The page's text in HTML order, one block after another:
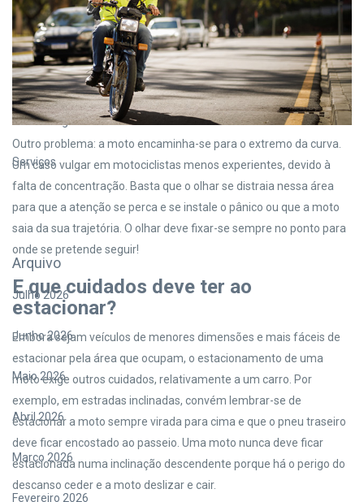
Outro problema: a moto encaminha-se para o extremo da curva.
Um caso vulgar em motociclistas menos experientes, devido à
falta de concentração. Basta que o olhar se distraia nessa área
para que a atenção se perca e se instale o pânico ou que a moto
saia da sua trajetória. O olhar deve fixar-se sempre no ponto para
onde se pretende seguir!
E que cuidados deve ter ao
estacionar?
Embora sejam veículos de menores dimensões e mais fáceis de
estacionar pela área que ocupam, o estacionamento de uma
moto exige outros cuidados, relativamente a um carro. Por
exemplo, em estradas inclinadas, convém lembrar-se de
estacionar a moto sempre virada para cima e que o pneu traseiro
deve ficar encostado ao passeio. Uma moto nunca deve ficar
estacionada numa inclinação descendente porque há o perigo do
descanso ceder e a moto deslizar e cair.
Horários
Imprensa
Sem categoria
Serviços
Arquivo
Julho 2026
Junho 2026
Maio 2026
Abril 2026
Março 2026
Fevereiro 2026